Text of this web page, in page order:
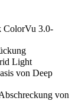
ColorVu 3.0-
Light
von Deep
von